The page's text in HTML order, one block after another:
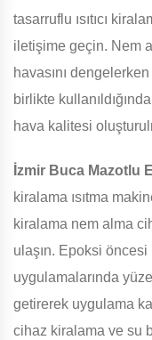
tasarruflu ısıtıcı
iletişime geçin. Nem
havasını
birlikte
hava kalitesi
İzmir Buca Mazotlu
kiralama ısıtma
kiralama nem alma
ulaşın. Epoksi öncesi
uygulamalarında
getirerek uygulama
cihaz kiralama ve su